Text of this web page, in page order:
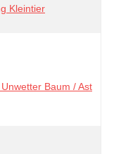
Kleintier
Baum / Ast